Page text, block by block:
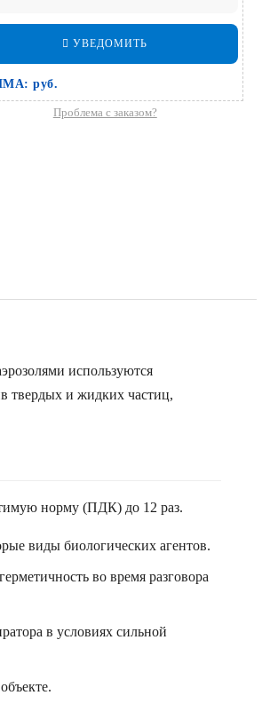
УВЕДОМИТЬ
руб.
Проблема с заказом?
используются
твердых и жидких частиц,
норму (ПДК) до 12 раз.
виды биологических агентов.
во время разговора
в условиях сильной